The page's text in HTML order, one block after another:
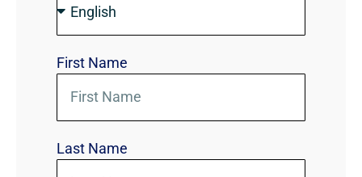
First Name
Last Name